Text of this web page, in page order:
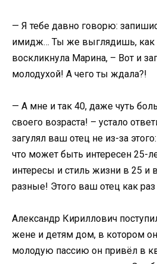
— Я тебе давно говорю:
имидж… Ты же выглядишь, как
воскликнула Марина, – Вот и
молодухой! А чего ты ждала?!
— А мне и так 40, даже чуть
своего возраста! – устало
загулял ваш отец не из-за
что может быть интересен 25-
интересы и стиль жизни в 25 и
разные! Этого ваш отец как
Александр Кириллович
жене и детям дом, в котором
молодую пассию он привёл в